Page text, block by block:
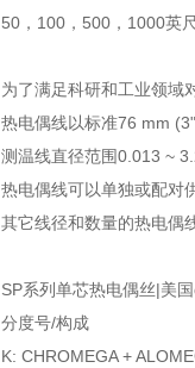
50，100，500，1000英
为了满足科研和工业领域
热电偶线以标准76 mm
测温线直径范围0.013 ~
热电偶线可以单独或配对
其它线径和数量的热电偶
SP系列单芯热电偶丝|美
分度号/构成
K: CHROMEGA +